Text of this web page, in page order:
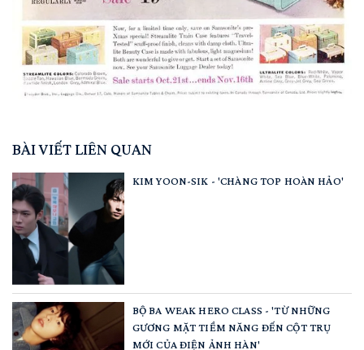
BÀI VIẾT LIÊN QUAN
KIM YOON-SIK - 'CHÀNG TOP HOÀN HẢO'
BỘ BA WEAK HERO CLASS - 'TỪ NHỮNG
GƯƠNG MẶT TIỀM NĂNG ĐẾN CỘT TRỤ
MỚI CỦA ĐIỆN ẢNH HÀN'